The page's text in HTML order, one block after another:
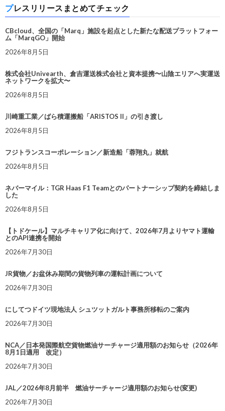
プレスリリースまとめてチェック
CBcloud、全国の「Marq」施設を起点とした新たな配送プラットフォー
ム「MarqGO」開始
2026年8月5日
株式会社Univearth、倉吉運送株式会社と資本提携〜山陰エリアへ実運送
ネットワークを拡大〜
2026年8月5日
川崎重工業／ばら積運搬船「ARISTOS II」の引き渡し
2026年8月5日
フジトランスコーポレーション／新造船「蓉翔丸」就航
2026年8月5日
ネバーマイル：TGR Haas F1 Teamとのパートナーシップ契約を締結しま
した
2026年8月5日
【トドケール】マルチキャリア化に向けて、2026年7月よりヤマト運輸
とのAPI連携を開始
2026年7月30日
JR貨物／お盆休み期間の貨物列車の運転計画について
2026年7月30日
にしてつドイツ現地法人 シュツットガルト事務所移転のご案内
2026年7月30日
NCA／日本発国際航空貨物燃油サーチャージ適用額のお知らせ（2026年
8月1日適用 改定）
2026年7月30日
JAL／2026年8月前半 燃油サーチャージ適用額のお知らせ(変更)
2026年7月30日